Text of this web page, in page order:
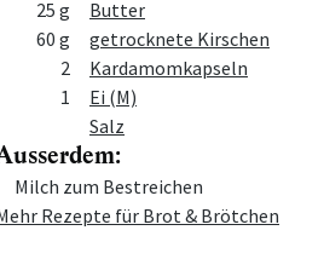
25 g
Butter
60 g
getrocknete Kirschen
2
Kardamomkapseln
1
Ei (M)
Salz
MengeZutat
Milch zum Bestreichen
Rezepte für Brot & Brötchen